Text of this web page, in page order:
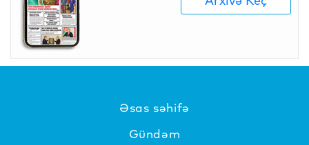
Əsas səhifə
Gündəm